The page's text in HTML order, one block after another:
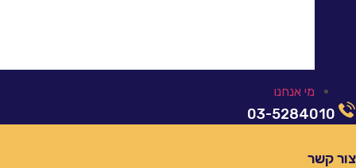
מי אנחנו
03-5284010
קשר